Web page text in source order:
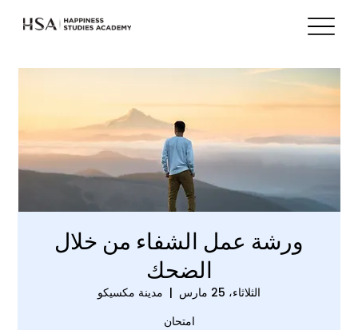
ورشة عمل الشفاء من خلال
الضحك
الثلاثاء، 25 مارس
  |
مدينة مكسيكو
امتحان